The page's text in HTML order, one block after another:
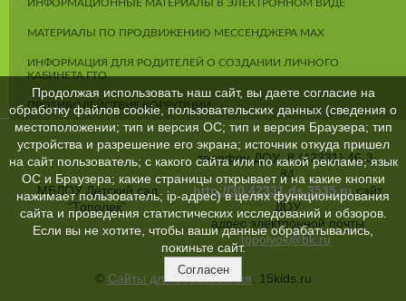
ИНФОРМАЦИОННЫЕ МАТЕРИАЛЫ В ЭЛЕКТРОННОМ ВИДЕ
МАТЕРИАЛЫ ПО ПРОДВИЖЕНИЮ МЕССЕНДЖЕРА MAX
ИНФОРМАЦИЯ ДЛЯ РОДИТЕЛЕЙ О СОЗДАНИИ ЛИЧНОГО
КАБИНЕТА ГТО
ПРОТИВОДЕЙСТВИЕ КОРРУПЦИИ
МБДОУ Детский сад
"Тополек"
телефон ДОУ: 8 (42331) 46-3-
84
http://30.42331.ds.3535.ru сайт
ДОУ
адрес электронной почты
topolyok@bk.ru
© Сайты для образования: 15kids.ru
Продолжая использовать наш сайт, вы даете согласие на
обработку файлов cookie, пользовательских данных (сведения о
местоположении; тип и версия ОС; тип и версия Браузера; тип
устройства и разрешение его экрана; источник откуда пришел
на сайт пользователь; с какого сайта или по какой рекламе; язык
ОС и Браузера; какие страницы открывает и на какие кнопки
нажимает пользователь; ip-адрес) в целях функционирования
сайта и проведения статистических исследований и обзоров.
Если вы не хотите, чтобы ваши данные обрабатывались,
покиньте сайт.
Согласен